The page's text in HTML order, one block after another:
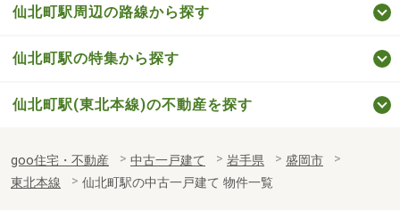
仙北町駅周辺の路線から探す
仙北町駅の特集から探す
仙北町駅(東北本線)の不動産を探す
goo住宅・不動産 中古一戸建て 岩手県
盛岡市
東北本線
仙北町駅の中古一戸建て 物件一覧